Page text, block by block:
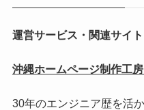
運営サービス・関連サイト
沖縄ホームページ制作工
30年のエンジニア歴を活